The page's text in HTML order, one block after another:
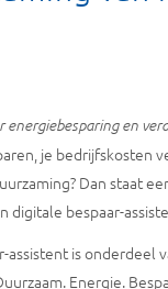
energiebesparing en
je bedrijfskosten
Dan staat
digitale bespaar-
assistent is onderdeel
Energie.